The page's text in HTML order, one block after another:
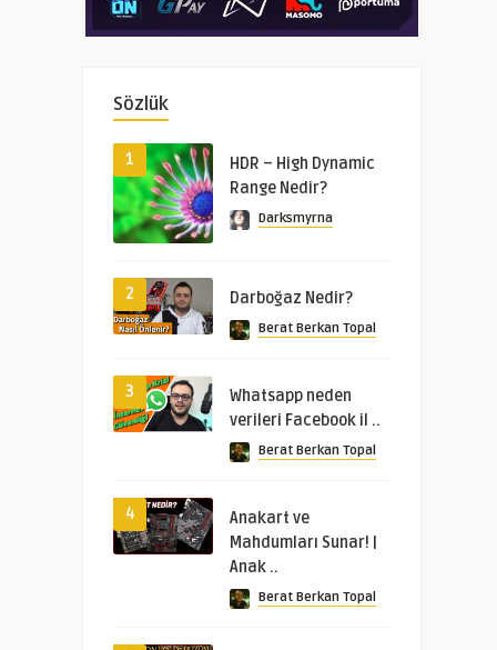
Sözlük
1
HDR – High Dynamic
Range Nedir?
Darksmyrna
2 Darboğaz Nedir?
Berat Berkan Topal
3
Whatsapp neden
verileri Facebook il ..
Berat Berkan Topal
4
Anakart ve
Mahdumları Sunar! |
Anak ..
Berat Berkan Topal